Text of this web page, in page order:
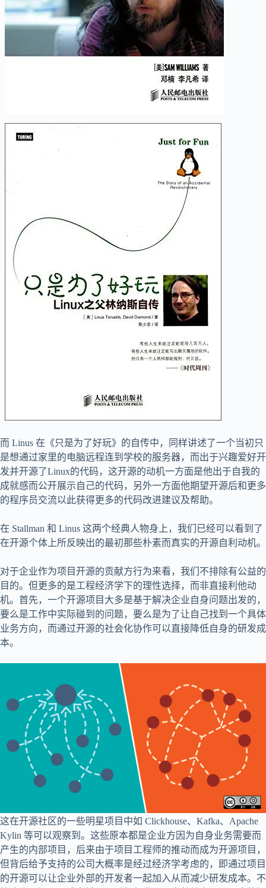
而 Linus 在《只是为了好玩》的自传中，同样讲述了一个当初只
是想通过家里的电脑远程连到学校的服务器，而出于兴趣爱好开
发并开源了Linux的代码，这开源的动机一方面是他出于自我的
成就感而公开展示自己的代码，另外一方面他期望开源后和更多
的程序员交流以此获得更多的代码改进建议及帮助。
在 Stallman 和 Linus 这两个经典人物身上，我们已经可以看到了
在开源个体上所反映出的最初那些朴素而真实的开源自利动机。
对于企业作为项目开源的贡献方行为来看，我们不排除有公益的
目的。但更多的是工程经济学下的理性选择，而非直接利他动
机。首先，一个开源项目大多是基于解决企业自身问题出发的，
要么是工作中实际碰到的问题，要么是为了让自己找到一个具体
业务方向，而通过开源的社会化协作可以直接降低自身的研发成
本。
这在开源社区的一些明星项目中如 Clickhouse、Kafka、Apache
Kylin 等可以观察到。这些原本都是企业方因为自身业务需要而
产生的内部项目，后来由于项目工程师的推动而成为开源项目，
但背后给予支持的公司大概率是经过经济学考虑的，即通过项目
的开源可以让企业外部的开发者一起加入从而减少研发成本。不